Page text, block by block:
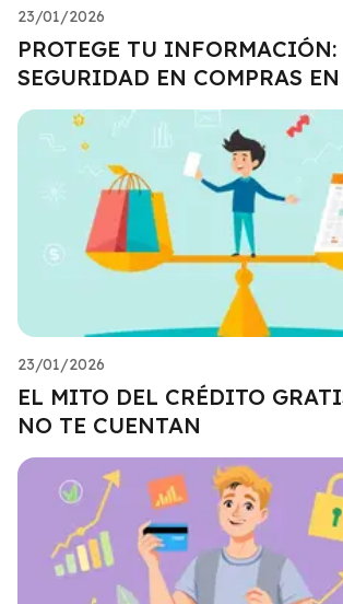
23/01/2026
PROTEGE TU INFORMACIÓN:
SEGURIDAD EN COMPRAS
23/01/2026
EL MITO DEL CRÉDITO
NO TE CUENTAN